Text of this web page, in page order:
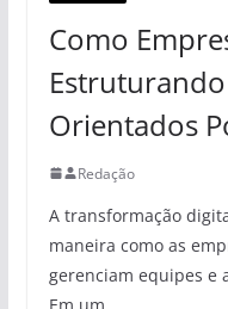
Como
Orientados
Redação
A transformação
maneira como as
gerenciam equipes e
Em um